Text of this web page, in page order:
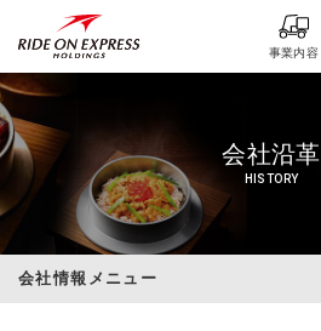
事業内容
会社沿革
HISTORY
会社情報メニュー